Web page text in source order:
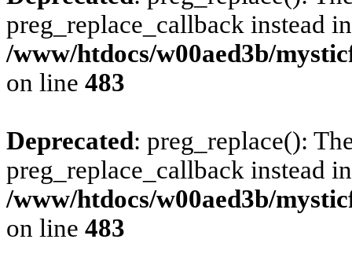
preg_replace_callback instead in
/www/htdocs/w00aed3b/
on line 483
Deprecated: preg_replace():
preg_replace_callback instead in
/www/htdocs/w00aed3b/
on line 483